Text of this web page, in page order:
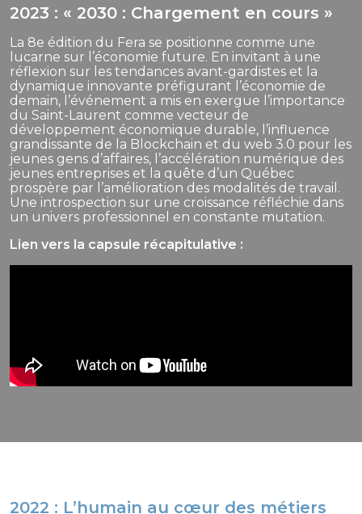
2023 : « 2030 : Chargement en cours »
La 8e édition du Fera se positionne comme une
lucarne sur l’économie future. En invitant à une
réflexion sur les tendances avant-gardistes et la
dynamique innovante préfigurant l’économie de
demain, l’événement a mis en exergue l’importance
du Saint-Laurent comme vecteur de
développement économique durable, l’influence
grandissante de la Blockchain et du web 3.0 pour les
jeunes gens d’affaires, l’accélération numérique des
jeunes entreprises et la quête d’un Québec
prospère par l’amélioration des modalités de travail.
Une introspection sur une croissance réfléchie dans
un univers professionnel en constante mutation.
Lien vers la capsule récapitulative :
2022 : L’humain au cœur des métiers